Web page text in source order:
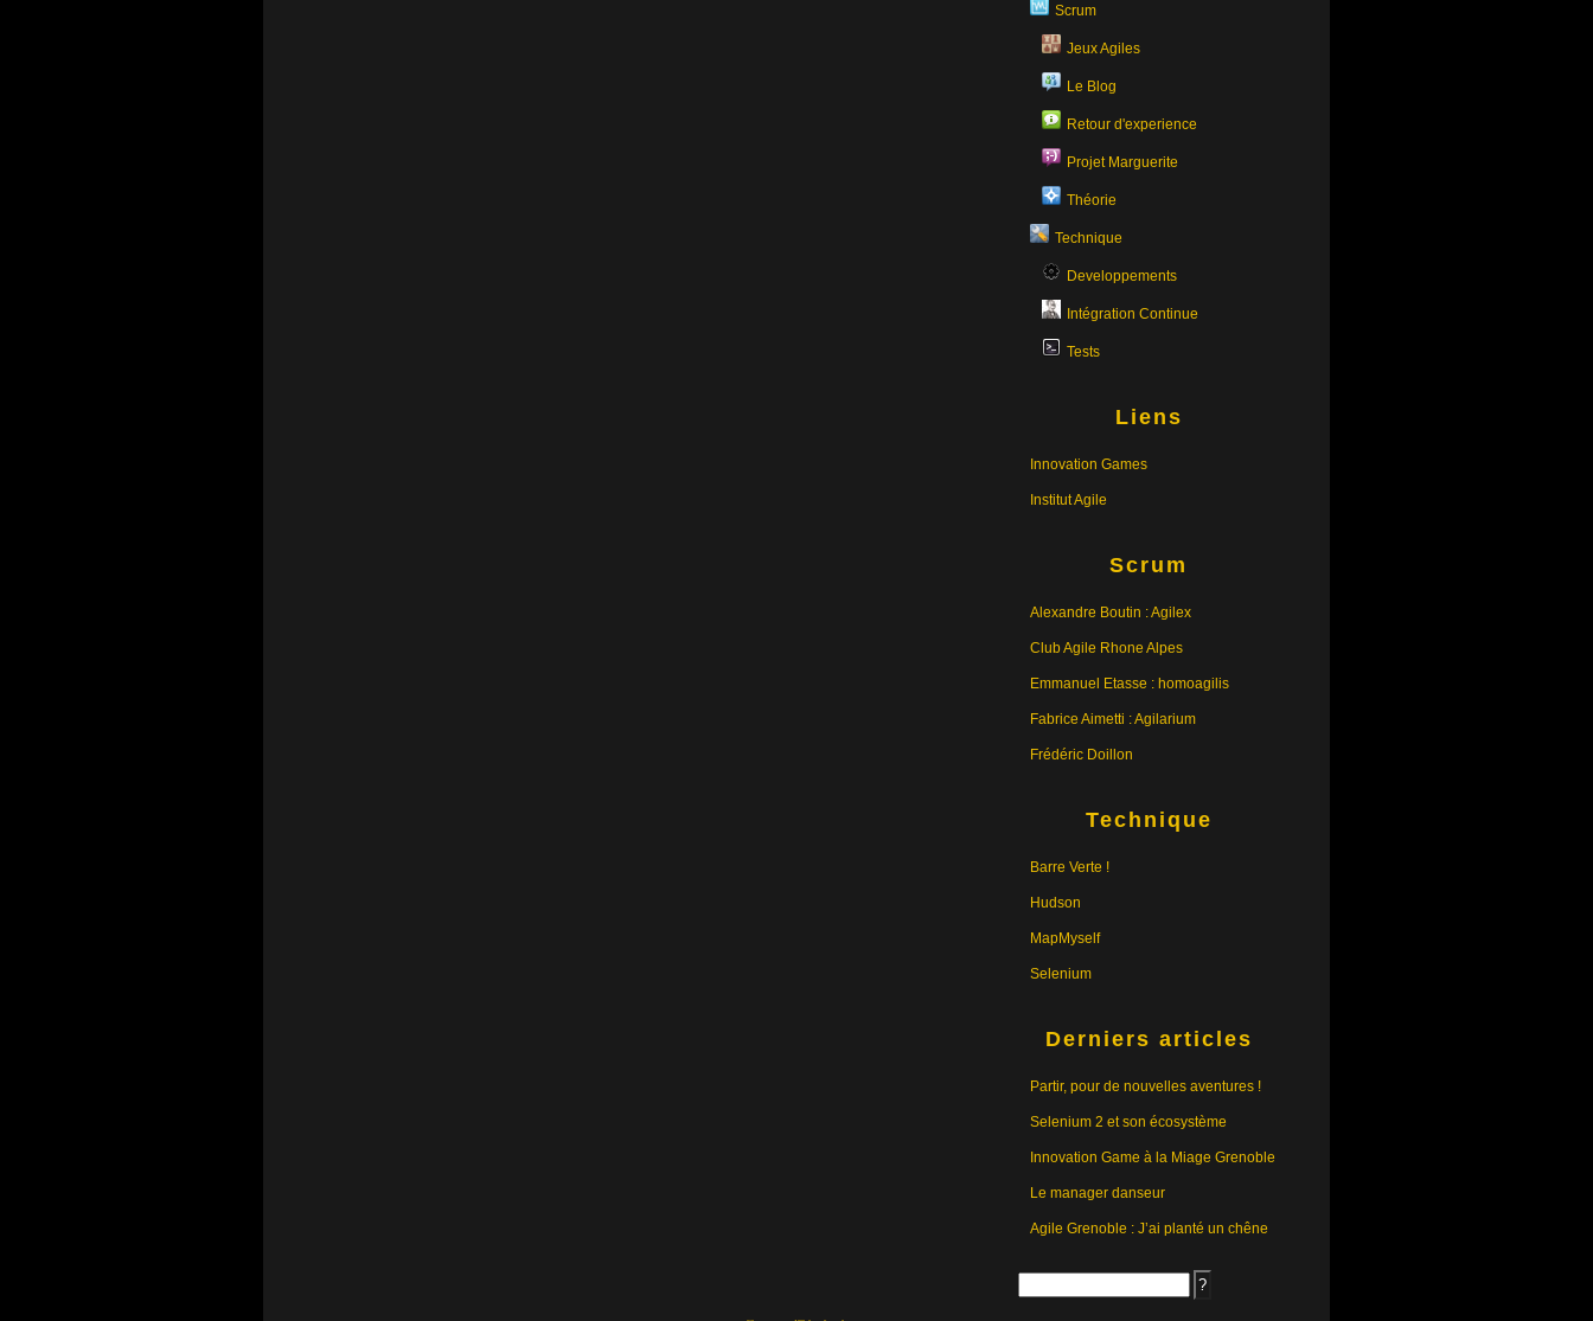
Scrum
Jeux Agiles
Le Blog
Retour d'experience
Projet Marguerite
Théorie
Technique
Developpements
Intégration Continue
Tests
Liens
Innovation Games
Institut Agile
Scrum
Alexandre Boutin : Agilex
Club Agile Rhone Alpes
Emmanuel Etasse : homoagilis
Fabrice Aimetti : Agilarium
Frédéric Doillon
Technique
Barre Verte !
Hudson
MapMyself
Selenium
Derniers articles
Partir, pour de nouvelles aventures !
Selenium 2 et son écosystème
Innovation Game à la Miage Grenoble
Le manager danseur
Agile Grenoble : J’ai planté un chêne